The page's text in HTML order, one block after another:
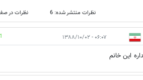
نظرات منتشر شده: 6 نظرات در صف
۰۶:۰۷ - ۱۳۸۸/۱۰/۰۲ 1
اين خانم